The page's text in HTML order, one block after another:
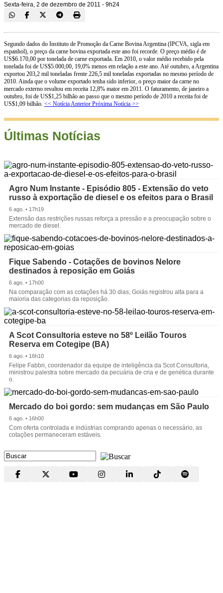
Sexta-feira, 2 de dezembro de 2011 - 9h24
Segundo dados do Instituto de Promoção da Carne Bovina Argentina (IPCVA, sigla em
espanhol), o preço da carne bovina exportada este ano foi recorde. O preço médio é de
US$6.170,00 por tonelada de carne exportada. Em 2010, o valor médio recebido pela
tonelada foi de US$5.000,00, 19,0% menos em relação a este ano. Até outubro, a Argentina
exportou 203,2 mil toneladas frente 226,5 mil toneladas exportadas no mesmo período de
2010. Ainda que o volume exportado tenha sido inferior, o preço maior da carne no
mercado externo resultou em receita 12,8% maior em 2011. O faturamento, de janeiro a
outubro, foi de US$1,25 bilhão ao passo que o mesmo período de 2010 a receita foi de
US$1,09 bilhão. << Notícia Anterior Próxima Notícia >>
Últimas Notícias
Agro Num Instante - Episódio 805 - Extensão do veto
russo à exportação de diesel e os efeitos para o Brasil
6 ago. • 17h19
Extensão das restrições russas reforça a pressão e a preocupação sobre o
mercado de diesel.
Fique Sabendo - Cotações de bovinos Nelore
destinados à reposição em Goiás
6 ago. • 17h00
Na comparação com as cotações há 30 dias, Goiás registrou alta para a
maioria das categorias da reposição.
A Scot Consultoria esteve no 58º Leilão Touros
Reserva em Cotegipe (BA)
6 ago. • 16h10
Felipe Fabbri, coordenador da equipe de inteligência da Scot Consultoria,
ministrou palestra sobre mercado da pecuária de cria e de genética durante
o.
Mercado do boi gordo: sem mudanças em São Paulo
6 ago. • 16h00
Com oferta controlada e indústrias comprando apenas o necessário, as
cotações permaneceram estáveis.